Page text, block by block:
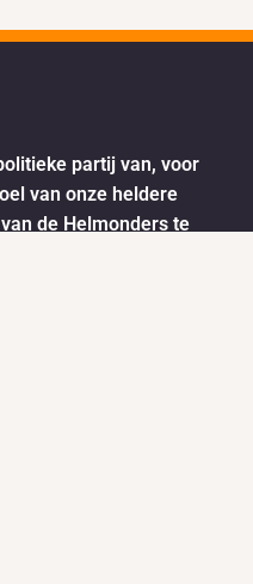
partij van, voor
van onze heldere
de Helmonders te